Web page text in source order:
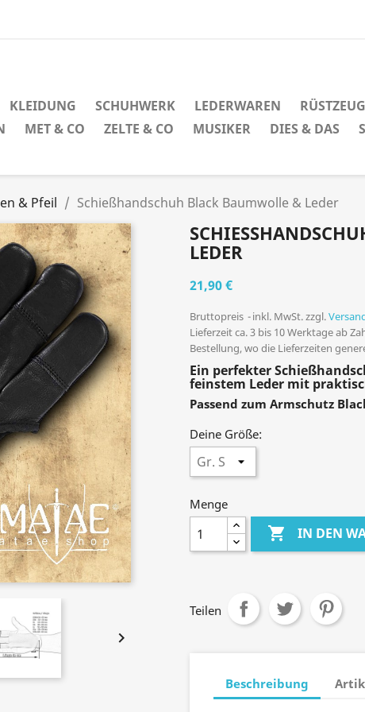
KLEIDUNG SCHUHWERK LEDERWAREN RÜSTZEUG
MET & CO ZELTE & CO MUSIKER DIES & DAS
& Pfeil Schießhandschuh Black Baumwolle & Leder

EDER
21,90 €
Bruttopreis inkl. MwSt. zzgl.
Lieferzeit ca. 3 bis 10 Werktage ab
Bestellung, wo die Lieferzeiten
Ein perfekter
feinstem Leder mit
Passend zum Armschutz
Deine Größe:
Menge
 IN DEN
Teilen
Beschreibung